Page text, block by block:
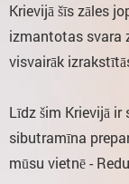
Krievijā šīs zāles
izmantotas svara
visvairāk
Līdz šim Krievijā
sibutramīna
mūsu vietnē -